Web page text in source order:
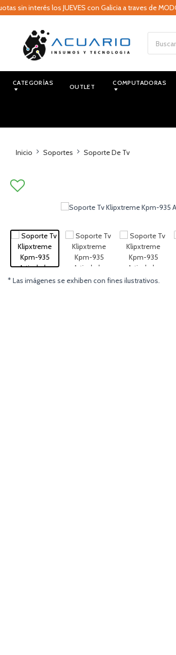
interés los JUEVES con Galicia a traves de MODO 🔥
CATEGORÍAS OUTLET COMPUTADORAS
Inicio Soportes Soporte De Tv
* Las imágenes se exhiben con fines ilustrativos.